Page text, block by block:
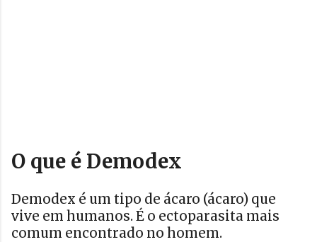
O que é Demodex
Demodex é um tipo de ácaro (ácaro) que
vive em humanos. É o ectoparasita mais
comum encontrado no homem.